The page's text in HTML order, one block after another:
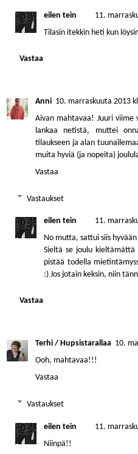
eilen tein
11.
Tilasin itekkin heti kun
Vastaa
Anni 10. marraskuuta 2013
Aivan mahtavaa! Juuri
lankaa netistä, muttei
tilaukseen ja alan
muita hyviä (ja nopeita)
Vastaa
Vastaukset
eilen tein
11.
No mutta, sattui siis
Sieltä se joulu
pistää todella
:) Jos jotain keksin, niin
Vastaa
Terhi / Hupsistarallaa 10.
Ooh, mahtavaa!!!
Vastaa
Vastaukset
eilen tein
11.
Niinpä!!